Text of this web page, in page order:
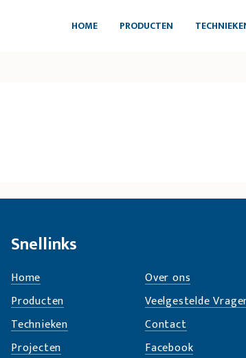
HOME PRODUCTEN
Snellinks
Home
Producten
Technieken
Projecten
Over ons
Veelgestelde
Contact
Facebook